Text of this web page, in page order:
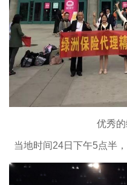
优秀
当地时间24日下午5点半